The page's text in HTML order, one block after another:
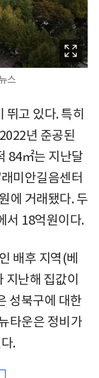
스
고 있다. 특히
년 준공된
84㎡는 지난달
미안길음센터
에 거래됐다. 두
서 18억원이다.
배후 지역(베
난해 집값이
성북구에 대한
타운은 정비가
.